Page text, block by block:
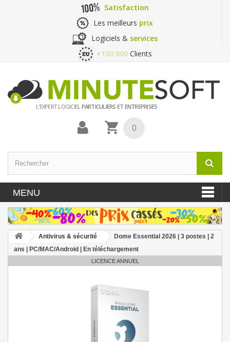
Satisfaction
Les meilleurs prix
Logiciels & services
+100 000 Clients
L'EXPERT LOGICIELPARTICULIERS ET ENTREPRISES
0
MENU
Antivirus & sécurité
Dome Essential 2026 | 3 postes | 2
ans | PC/MAC/Android | En téléchargement
LICENCE ANNUEL